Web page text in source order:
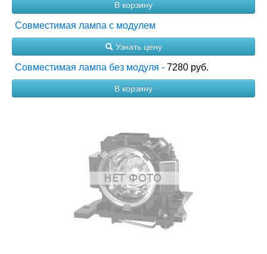
В корзину
Совместимая лампа с модулем
Узнать цену
Совместимая лампа без модуля - 7280 руб.
В корзину